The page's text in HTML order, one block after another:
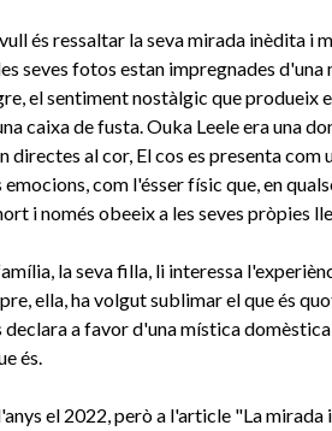
és ressaltar la seva mirada inèdita i
seves fotos estan impregnades d'una
el sentiment nostàlgic que produeix
caixa de fusta. Ouka Leele era una
al cor, El cos es presenta com
com l'ésser físic que, en
i només obeeix a les seves pròpies
la seva filla, li interessa
ella, ha volgut sublimar el que és
a favor d'una mística
és.
el 2022, però a l'article "La mirada